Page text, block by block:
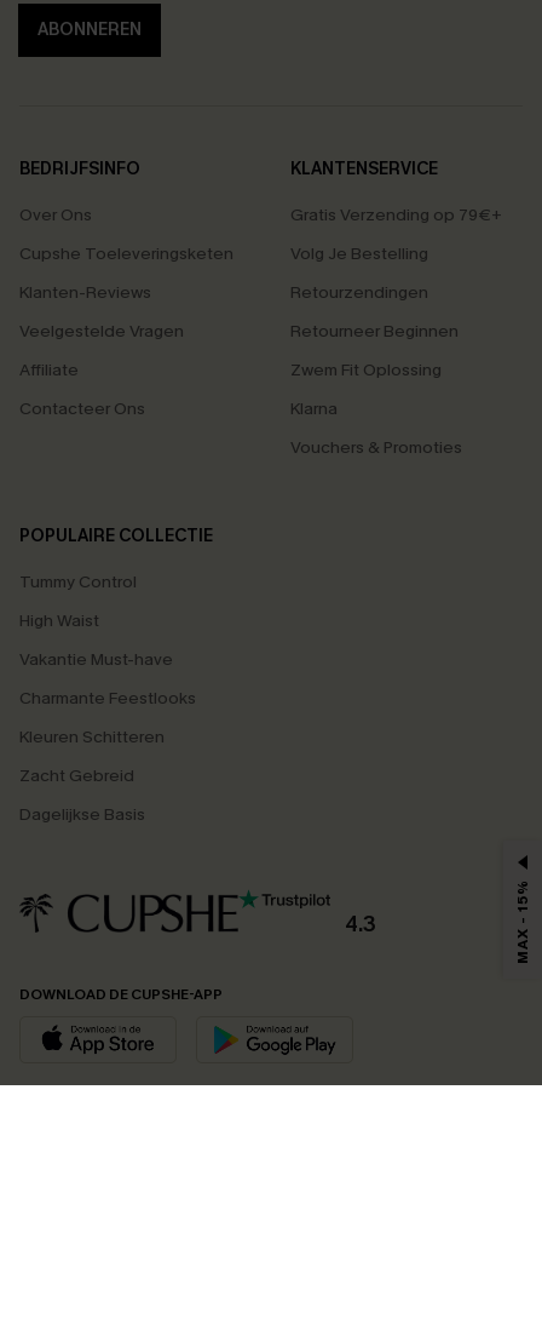
ABONNEREN
BEDRIJFSINFO
Over Ons
Cupshe Toeleveringsketen
Klanten-Reviews
Veelgestelde Vragen
Affiliate
Contacteer Ons
KLANTENSERVICE
Gratis Verzending op 79€+
Volg Je Bestelling
Retourzendingen
Retourneer Beginnen
Zwem Fit Oplossing
Klarna
Vouchers & Promoties
POPULAIRE COLLECTIE
Tummy Control
High Waist
Vakantie Must-have
Charmante Feestlooks
Kleuren Schitteren
Zacht Gebreid
Dagelijkse Basis
4.3
DOWNLOAD DE CUPSHE-APP
MAX - 15%